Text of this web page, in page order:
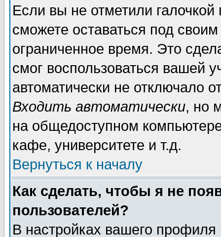
Если вы не отметили галочкой
сможете оставаться под
ограниченное время. Это
смог воспользоваться вашей
автоматически не отключало
Входить автоматически, но
на общедоступном
кафе, университете и т.д.
Вернуться к началу
Как сделать, чтобы я не
пользователей?
В настройках вашего